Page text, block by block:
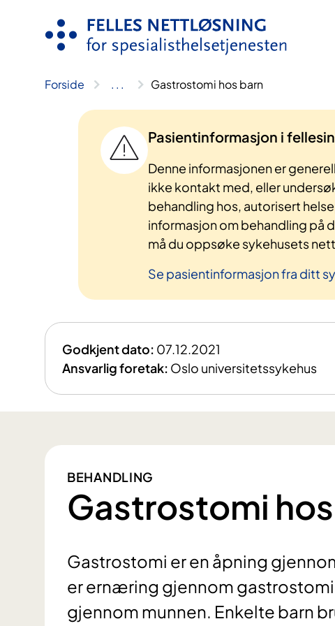
Forside .. . Gastrostomi hos barn
Pasientinformasjon i
Denne informasjonen er
ikke kontakt med, eller
behandling hos, autorisert
informasjon om behandling på
må du oppsøke sykehusets
Se pasientinformasjon fra ditt
Godkjent dato: 07.12.2021
Ansvarlig foretak: Oslo universitetssykehus
BEHANDLING
Gastrostomi
Gastrostomi er en åpning
er ernæring gjennom
gjennom munnen. Enkelte barn